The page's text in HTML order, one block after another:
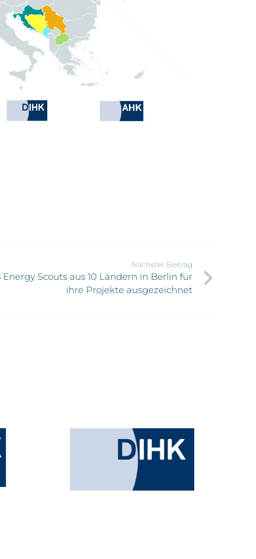
Nächster Beitrag
Energy Scouts aus 10 Ländern in Berlin für
ihre Projekte ausgezeichnet